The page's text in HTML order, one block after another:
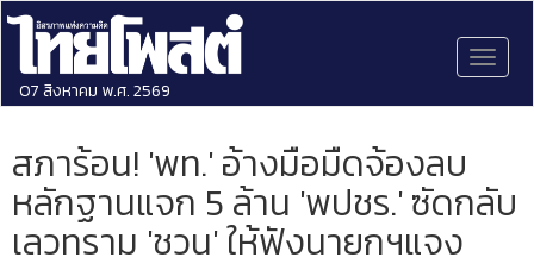
07 สิงหาคม พ.ศ. 2569
สภาร้อน! 'พท.' อ้างมือมืดจ้องลบ
หลักฐานแจก 5 ล้าน 'พปชร.' ซัดกลับ
เลวทราม 'ชวน' ให้ฟังนายกฯแจง